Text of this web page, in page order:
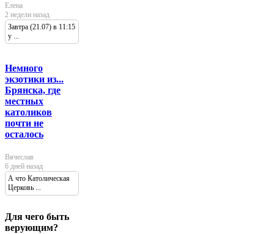
Елена
2 недели назад
Завтра (21.07) в 11:15
у ...
Немного
экзотики из...
Брянска, где
местных
католиков
почти не
осталось
Вячеслав
6 дней назад
А что Католическая
Церковь ...
Для чего быть
верующим?